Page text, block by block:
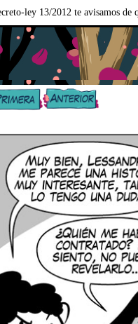
ley 13/2012 te avisamos de